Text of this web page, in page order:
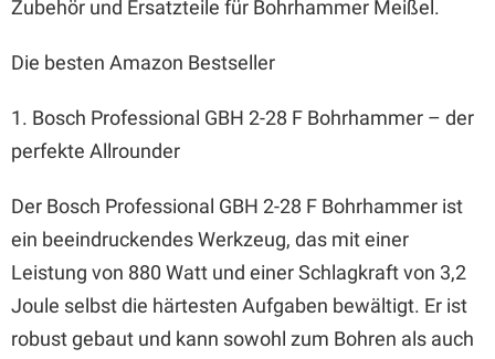
Zubehör und Ersatzteile für Bohrhammer Meißel.
Die besten Amazon Bestseller
1. Bosch Professional GBH 2-28 F Bohrhammer – der
perfekte Allrounder
Der Bosch Professional GBH 2-28 F Bohrhammer ist
ein beeindruckendes Werkzeug, das mit einer
Leistung von 880 Watt und einer Schlagkraft von 3,2
Joule selbst die härtesten Aufgaben bewältigt. Er ist
robust gebaut und kann sowohl zum Bohren als auch